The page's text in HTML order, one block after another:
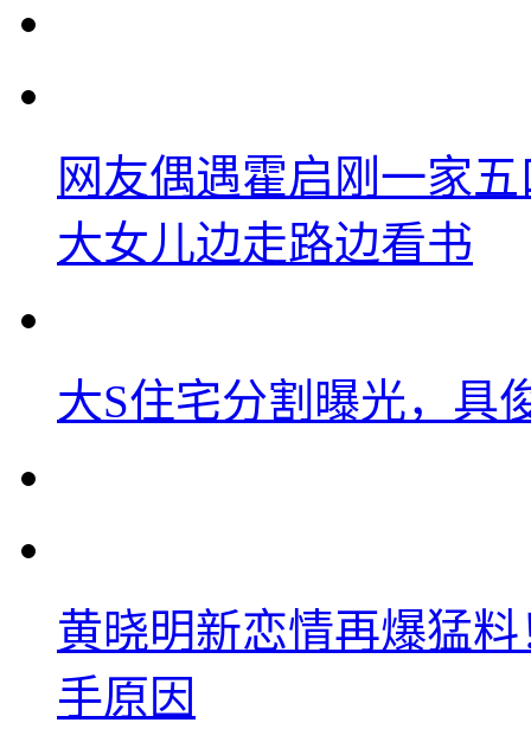
网友偶遇霍启刚一家
大女儿边走路边看书
大S住宅分割曝光，具
黄晓明新恋情再爆猛
手原因